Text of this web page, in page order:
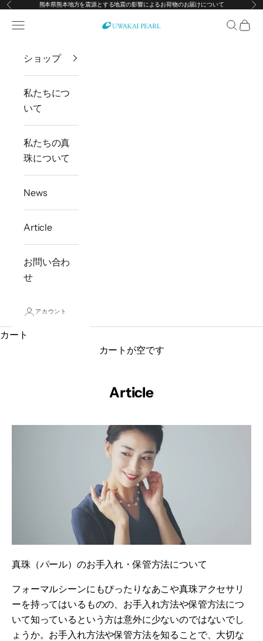
コンテンツへスキップ
前へ 熊本県熊本地方を震源とする地震の影響によるお荷物のお届けについて 次
宇和海真珠
メニューを開く 検索を
カー
ショップ
私たちにつ
いて
私たちの真
珠について
News
Article
お問い合わ
せ
アカウント
カート
カートが空です
Article
真珠（パール）のお手入れ・保管方法について
フォーマルシーンにもぴったりなあこや真珠アクセサリ
ーを持ってはいるものの、お手入れ方法や保管方法につ
いて知っているという方は意外に少ないのではないでし
ょうか。お手入れ方法や保管方法を知ることで、大切な